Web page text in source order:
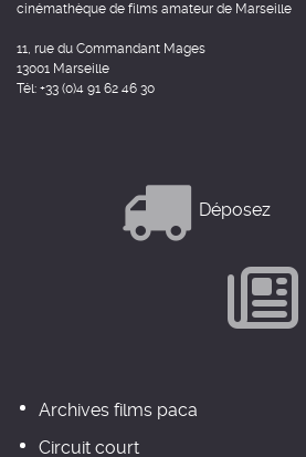
cinémathèque de films amateur de Marseille
11, rue du Commandant Mages
13001 Marseille
Tél: +33 (0)4 91 62 46 30
Déposez
Archives films paca
Circuit court